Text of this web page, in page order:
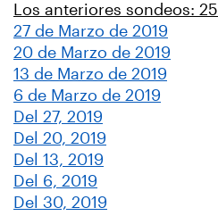
Los anteriores sondeos: 25
27 de Marzo de 2019
20 de Marzo de 2019
13 de Marzo de 2019
6 de Marzo de 2019
Del 27, 2019
Del 20, 2019
Del 13, 2019
Del 6, 2019
Del 30, 2019